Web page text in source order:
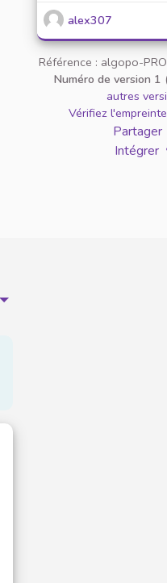
alex307
Référence : algopo-
Numéro de version 1
autres
Vérifiez
Partager
Intégrer